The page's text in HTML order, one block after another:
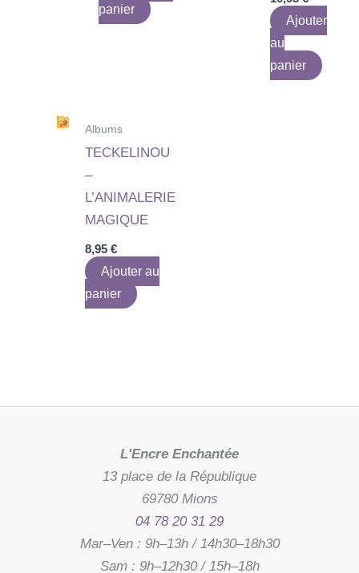
panier
Ajouter
au
panier
Albums
TECKELINOU
–
L’ANIMALERIE
MAGIQUE
8,95€
Ajouter au
panier
L'Encre Enchantée
13 place de la République
69780 Mions
04 78 20 31 29
Mar–Ven : 9h–13h / 14h30–18h30
Sam : 9h–12h30 / 15h–18h